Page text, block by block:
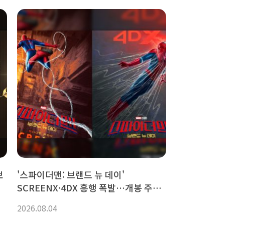
'스파이더맨: 브랜드 뉴 데이'
SCREENX·4DX 흥행 폭발…개봉 주말
2026.08.04